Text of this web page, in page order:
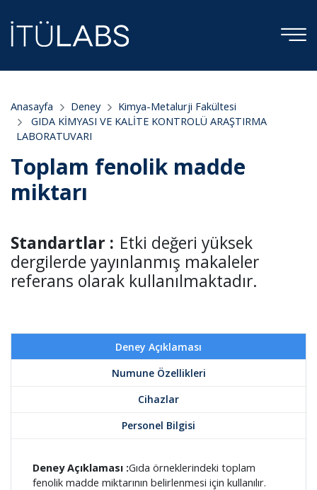
Anasayfa Deney
Kimya-Metalurji Fakültesi
GIDA KİMYASI VE KALİTE KONTROLÜ ARAŞTIRMA
LABORATUVARI
Toplam fenolik madde
miktarı
Standartlar : Etki değeri yüksek
dergilerde yayınlanmış makaleler
referans olarak kullanılmaktadır.
Deney Açıklaması
Numune Özellikleri
Cihazlar
Personel Bilgisi
Deney Açıklaması :Gıda örneklerindeki toplam
fenolik madde miktarının belirlenmesi için kullanılır.